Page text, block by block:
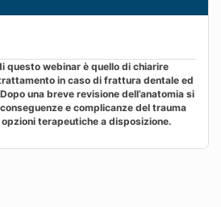
questo webinar è quello di chiarire
in caso di frattura dentale ed
una breve revisione dell’anatomia si
e complicanze del trauma
terapeutiche a disposizione.